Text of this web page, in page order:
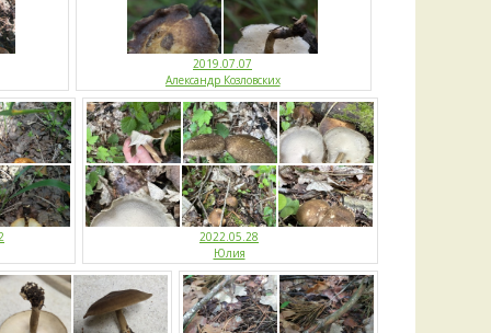
2019.07.07
Александр Козловских
2022.05.28
Юлия